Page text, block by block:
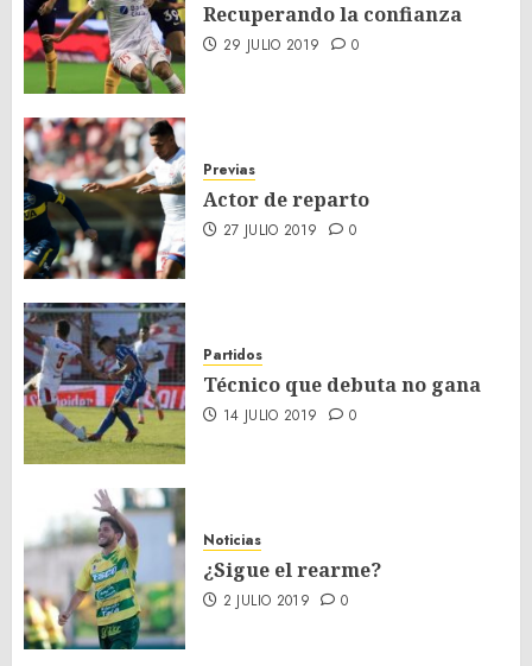
Recuperando la confianza
29 JULIO 2019 0
Previas
Actor de reparto
27 JULIO 2019 0
Partidos
Técnico que debuta no gana
14 JULIO 2019 0
Noticias
¿Sigue el rearme?
2 JULIO 2019 0